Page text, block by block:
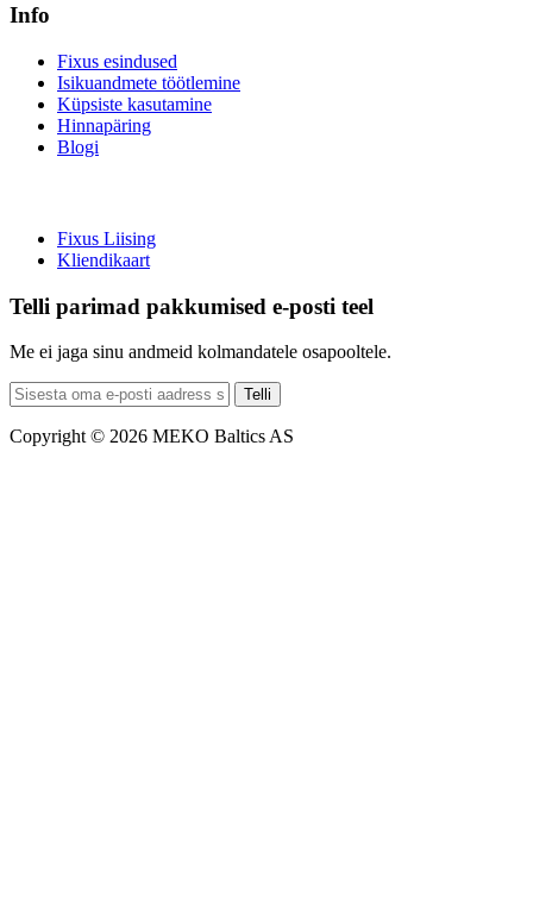
Info
Fixus esindused
Isikuandmete töötlemine
Küpsiste kasutamine
Hinnapäring
Blogi
Fixus Liising
Kliendikaart
Telli parimad pakkumised e-posti teel
Me ei jaga sinu andmeid kolmandatele osapooltele.
Telli
Copyright © 2026 MEKO Baltics AS